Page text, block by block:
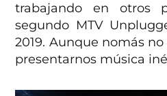
trabajando en otros
segundo MTV
2019. Aunque nomás
presentarnos música